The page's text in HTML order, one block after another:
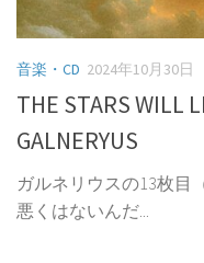
音楽・CD 2024年10月30日
THE STARS WILL
GALNERYUS
ガルネリウスの13枚目
悪くはないんだ...